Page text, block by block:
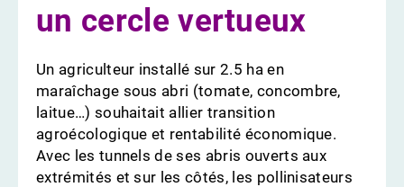
un cercle vertueux
Un agriculteur installé sur 2.5 ha en
maraîchage sous abri (tomate, concombre,
laitue…) souhaitait allier transition
agroécologique et rentabilité économique.
Avec les tunnels de ses abris ouverts aux
extrémités et sur les côtés, les pollinisateurs